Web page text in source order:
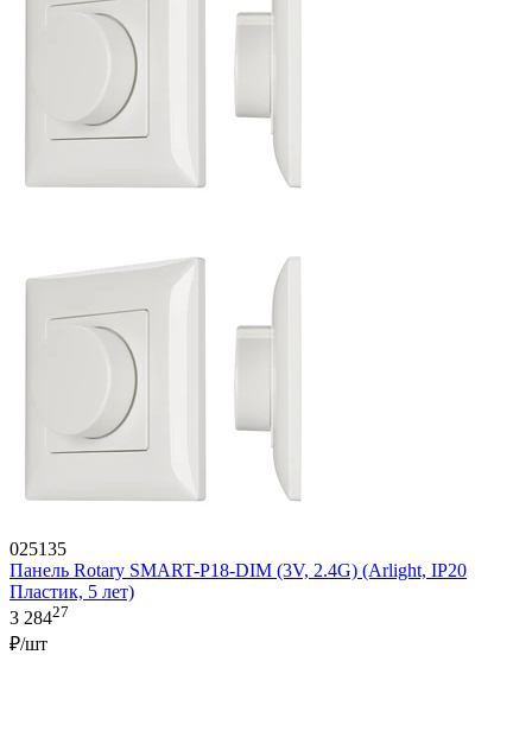
025135
Панель Rotary SMART-P18-DIM (3V, 2.4G) (Arlight, IP20
Пластик, 5 лет)
3 28427
₽/шт